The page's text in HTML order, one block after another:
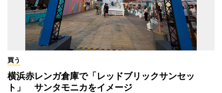
買う
横浜赤レンガ倉庫で「レッドブリックサンセッ
ト」 サンタモニカをイメージ